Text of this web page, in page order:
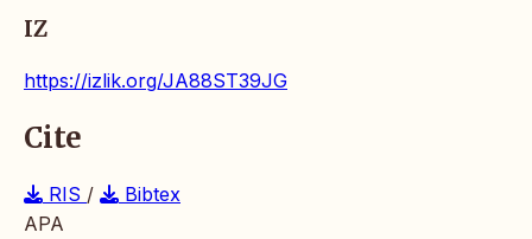
IZ
https://izlik.org/JA88ST39JG
Cite
RIS /
Bibtex
APA